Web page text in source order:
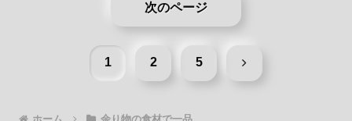
次のページ
1 2 5 次